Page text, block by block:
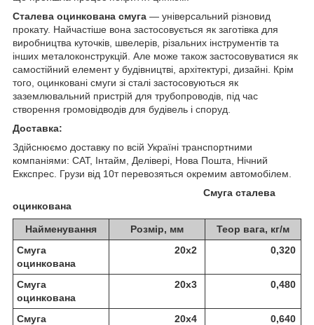
Сталева оцинкована смуга — універсальний різновид
прокату. Найчастіше вона застосовується як заготівка для
виробництва куточків, швелерів, різальних інструментів та
інших металоконструкцій. Але може також застосовуватися як
самостійний елемент у будівництві, архітектурі, дизайні. Крім
того, оцинковані смуги зі сталі застосовуються як
заземлювальний пристрій для трубопроводів, під час
створення громовідводів для будівель і споруд.
Доставка:
Здійснюємо доставку по всій Україні транспортними
компаніями: САТ, Інтайм, Делівері, Нова Пошта, Нічний
Еккспрес. Грузи від 10т перевозяться окремим автомобілем.
Смуга сталева
оцинкована
Найменування Розмір, мм
Теор вага, кг/м
Смуга
оцинкована
20х2 0,320
Смуга
оцинкована
20х3 0,480
Смуга
20х4 0,640